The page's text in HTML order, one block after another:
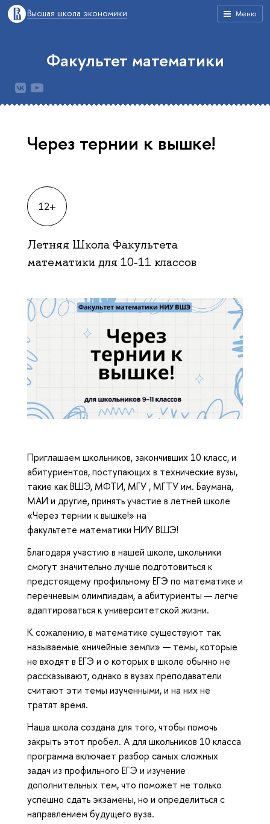
Меню
Высшая школа экономики
Факультет математики
Через тернии к вышке!
12+
Летняя Школа Факультета
математики для 10-11 классов
Приглашаем школьников, закончивших 10 класс, и
абитуриентов, поступающих в технические вузы,
такие как ВШЭ, МФТИ, МГУ , МГТУ им. Баумана,
МАИ и другие, принять участие в летней школе
«Через тернии к вышке!» на
факультете математики НИУ ВШЭ!
Благодаря участию в нашей школе, школьники
смогут значительно лучше подготовиться к
предстоящему профильному ЕГЭ по математике и
перечневым олимпиадам, а абитуриенты — легче
адаптироваться к университетской жизни.
К сожалению, в математике существуют так
называемые «ничейные земли» — темы, которые
не входят в ЕГЭ и о которых в школе обычно не
рассказывают, однако в вузах преподаватели
считают эти темы изученными, и на них не
тратят время.
Наша школа создана для того, чтобы помочь
закрыть этот пробел. А для школьников 10 класса
программа включает разбор самых сложных
задач из профильного ЕГЭ и изучение
дополнительных тем, что поможет не только
успешно сдать экзамены, но и определиться с
направлением будущего вуза.